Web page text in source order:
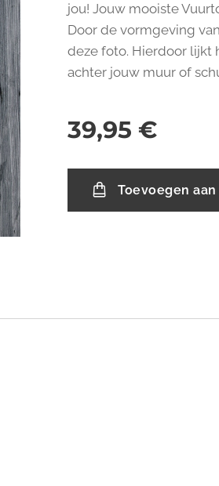
jou! Jouw mooiste
Door de vormgeving
deze foto. Hierdoor lijkt
achter jouw muur of
39,95 €
Toevoegen